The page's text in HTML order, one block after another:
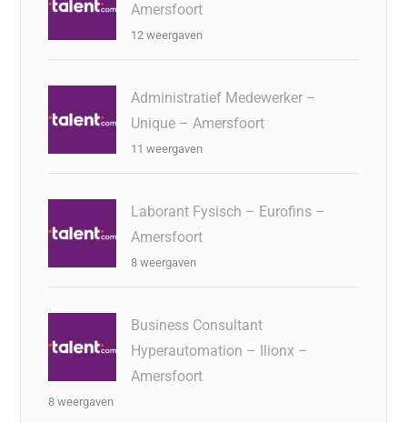
Amersfoort
12 weergaven
Administratief Medewerker –
Unique – Amersfoort
11 weergaven
Laborant Fysisch – Eurofins –
Amersfoort
8 weergaven
Business Consultant
Hyperautomation – Ilionx –
Amersfoort
8 weergaven